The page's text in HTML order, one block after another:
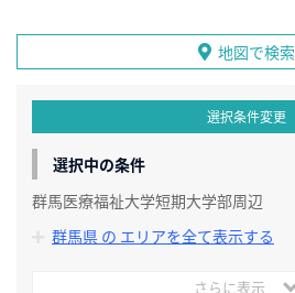
地図で検索
選択条件変更
選択中の条件
群馬医療福祉大学短期大学部周辺
群馬県 の エリアを全て表示する
さらに表示